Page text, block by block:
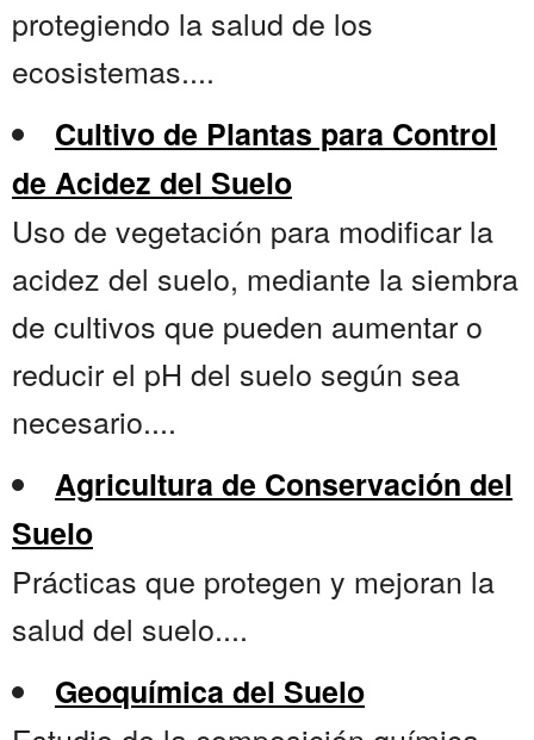
protegiendo la salud de los
ecosistemas....
Cultivo de Plantas para Control
de Acidez del Suelo
Uso de vegetación para modificar la
acidez del suelo, mediante la siembra
de cultivos que pueden aumentar o
reducir el pH del suelo según sea
necesario....
Agricultura de Conservación del
Suelo
Prácticas que protegen y mejoran la
salud del suelo....
Geoquímica del Suelo